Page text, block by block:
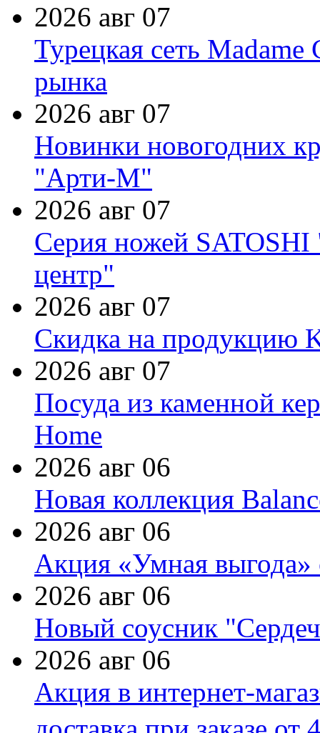
2026 авг 07
Турецкая сеть Madame
рынка
2026 авг 07
Новинки новогодних
"Арти-М"
2026 авг 07
Серия ножей
центр"
2026 авг 07
Скидка на продукцию
2026 авг 07
Посуда из каменной
Home
2026 авг 06
Новая коллекция
2026 авг 06
Акция «Умная выгода»
2026 авг 06
Новый соусник
2026 авг 06
Акция в интернет-